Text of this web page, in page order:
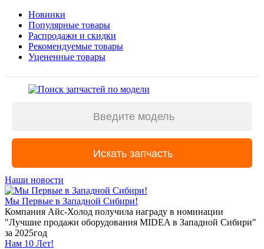
Новинки
Популярные товары
Распродажи и скидки
Рекомендуемые товары
Уцененные товары
Наши новости
Мы Первые в Западной Сибири!
Компания Айс-Холод получила награду в номинации
"Лучшие продажи оборудования MIDEA в Западной Сибири"
за 2025год
Нам 10 Лет!